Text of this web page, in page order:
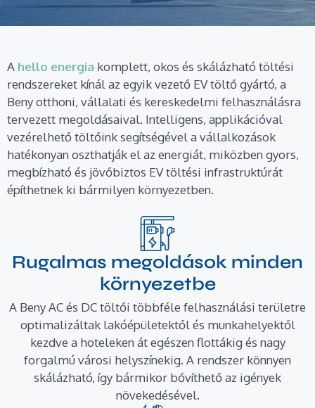
A hello energia komplett, okos és skálázható töltési
rendszereket kínál az egyik vezető EV töltő gyártó, a
Beny otthoni, vállalati és kereskedelmi felhasználásra
tervezett megoldásaival. Intelligens, applikációval
vezérelhető töltőink segítségével a vállalkozások
hatékonyan oszthatják el az energiát, miközben gyors,
megbízható és jövőbiztos EV töltési infrastruktúrát
építhetnek ki bármilyen környezetben.
Rugalmas megoldások minden
környezetbe
A Beny AC és DC töltői többféle felhasználási területre
optimalizáltak lakóépületektől és munkahelyektől
kezdve a hoteleken át egészen flottákig és nagy
forgalmú városi helyszínekig. A rendszer könnyen
skálázható, így bármikor bővíthető az igények
növekedésével.